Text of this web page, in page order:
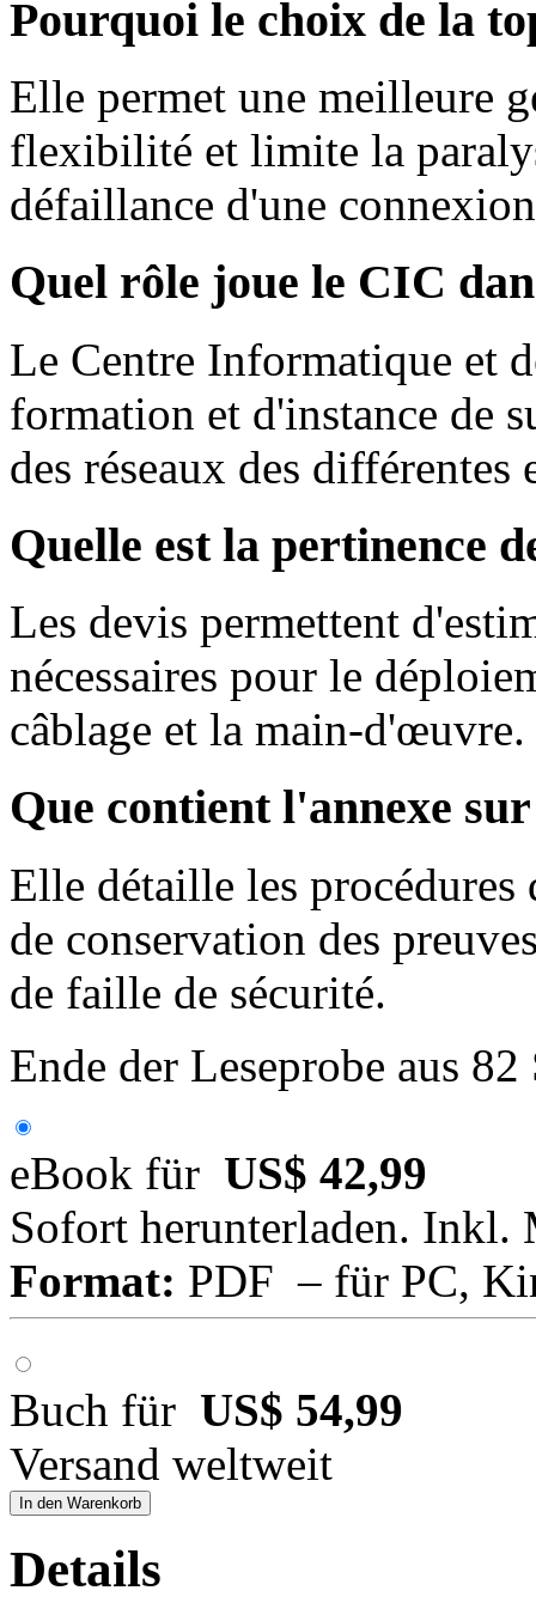
Pourquoi le choix de la
Elle permet une meilleure
flexibilité et limite la
défaillance d'une
Quel rôle joue le CIC
Le Centre Informatique et
formation et d'instance de
des réseaux des
Quelle est la pertinence
Les devis permettent
nécessaires pour le
câblage et la main-d'œuvre.
Que contient l'annexe
Elle détaille les
de conservation des
de faille de sécurité.
Ende der Leseprobe aus
eBook für US$ 42,99
Sofort herunterladen. Inkl.
Format: PDF – für PC,
Buch für US$ 54,99
Versand weltweit
In den Warenkorb
Details